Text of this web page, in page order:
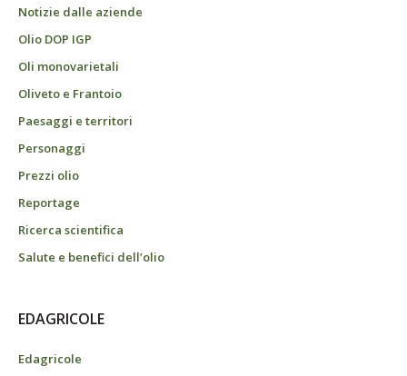
Notizie dalle aziende
Olio DOP IGP
Oli monovarietali
Oliveto e Frantoio
Paesaggi e territori
Personaggi
Prezzi olio
Reportage
Ricerca scientifica
Salute e benefici dell’olio
EDAGRICOLE
Edagricole